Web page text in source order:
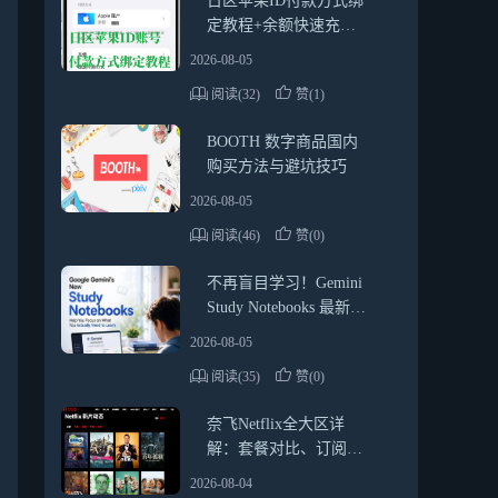
定教程+余额快速充值
2026-08-05
阅读(32) 赞(1)
BOOTH 数字商品国内
购买方法与避坑技巧
2026-08-05
阅读(46) 赞(0)
不再盲目学习！Gemini
Study Notebooks 最新使
2026-08-05
阅读(35) 赞(0)
奈飞Netflix全大区详
解：套餐对比、订阅方
2026-08-04